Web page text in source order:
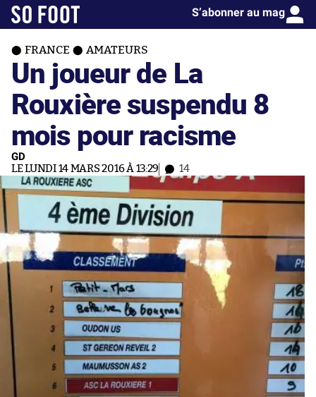
S’abonner au mag
FRANCE AMATEURS
Un joueur de La
Rouxière suspendu 8
mois pour racisme
GD
LE LUNDI 14 MARS 2016 À 13:29 14